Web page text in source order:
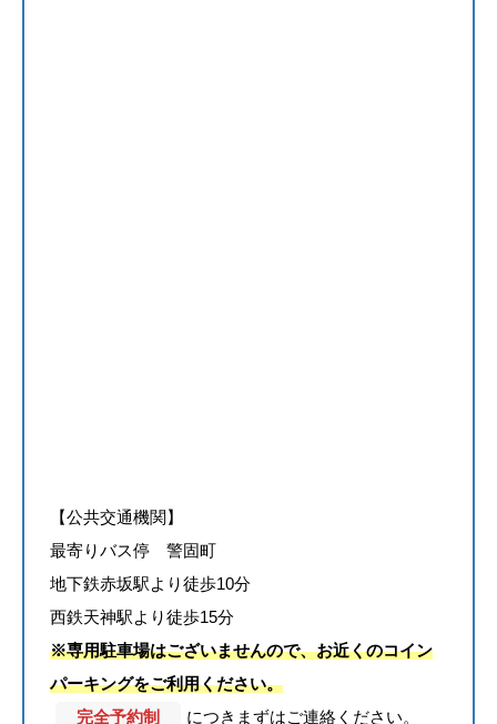
【公共交通機関】
最寄りバス停 警固町
地下鉄赤坂駅より徒歩10分
西鉄天神駅より徒歩15分
※専用駐車場はございませんので、お近くのコイン
パーキングをご利用ください。
完全予約制
につきまずはご連絡ください。